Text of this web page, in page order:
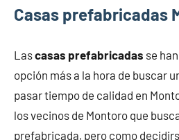
Casas prefabricadas
Lascasas prefabricadas se
opción más a la hora de buscar
pasar tiempo de calidad en
los vecinos de Montoro que
prefabricada, pero como